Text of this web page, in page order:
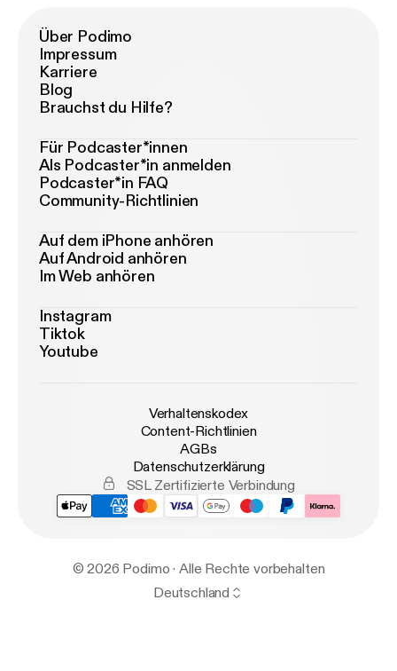
Über Podimo
Impressum
Karriere
Blog
Brauchst du Hilfe?
Für Podcaster*innen
Als Podcaster*in anmelden
Podcaster*in FAQ
Community-Richtlinien
Auf dem iPhone anhören
Auf Android anhören
Im Web anhören
Instagram
Tiktok
Youtube
Verhaltenskodex
Content-Richtlinien
AGBs
Datenschutzerklärung
SSL Zertifizierte Verbindung
© 2026 Podimo · Alle Rechte vorbehalten
Deutschland